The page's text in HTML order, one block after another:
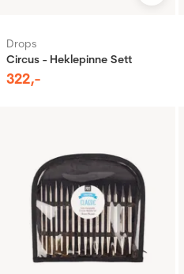
Drops
Circus - Heklepinne Sett
322,-